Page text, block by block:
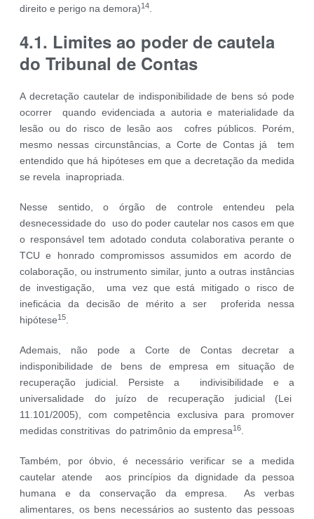
direito e perigo na demora)14.
4.1. Limites ao poder de cautela
do Tribunal de Contas
A decretação cautelar de indisponibilidade de bens só pode
ocorrer quando evidenciada a autoria e materialidade da
lesão ou do risco de lesão aos cofres públicos. Porém,
mesmo nessas circunstâncias, a Corte de Contas já tem
entendido que há hipóteses em que a decretação da medida
se revela inapropriada.
Nesse sentido, o órgão de controle entendeu pela
desnecessidade do uso do poder cautelar nos casos em que
o responsável tem adotado conduta colaborativa perante o
TCU e honrado compromissos assumidos em acordo de
colaboração, ou instrumento similar, junto a outras instâncias
de investigação, uma vez que está mitigado o risco de
ineficácia da decisão de mérito a ser proferida nessa
hipótese15.
Ademais, não pode a Corte de Contas decretar a
indisponibilidade de bens de empresa em situação de
recuperação judicial. Persiste a indivisibilidade e a
universalidade do juízo de recuperação judicial (Lei
11.101/2005), com competência exclusiva para promover
medidas constritivas do patrimônio da empresa16.
Também, por óbvio, é necessário verificar se a medida
cautelar atende aos princípios da dignidade da pessoa
humana e da conservação da empresa. As verbas
alimentares, os bens necessários ao sustento das pessoas